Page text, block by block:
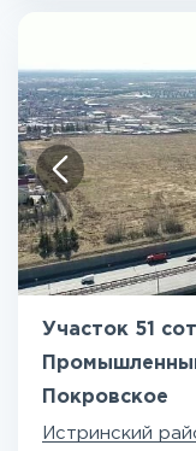
Участок 51
Покровское
Истринский